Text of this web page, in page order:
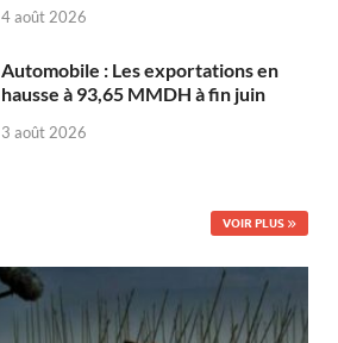
4 août 2026
Automobile : Les exportations en
hausse à 93,65 MMDH à fin juin
3 août 2026
VOIR PLUS